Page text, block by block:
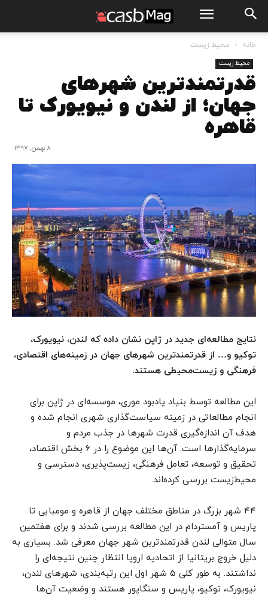
خانه محیط زیست
محیط زیست
قدرتمندترین شهرهای
جهان؛ از لندن و نیویورک تا
قاهره
8 بهمن, 1397
نتایج مطالعه‌ای جدید در ژاپن نشان داده که لندن، نیویورک،
توکیو و… از قدرتمندترین شهرهای جهان در زمینه‌های اقتصادی،
فرهنگی و زیست‌محیطی هستند.
این مطالعه توسط بنیاد یادبود موری، موسسه‌ای در ژاپن برای
انجام مطالعاتی در زمینه سیاست‌گذاری شهری انجام شده و
هدف آن اندازه‌گیری قدرت شهرها در جذب مردم و
سرمایه‌گذارها است. آن‌ها این موضوع را در ۶ بخش اقتصاد،
تحقیق و توسعه، تعامل فرهنگی، زیست‌پذیری، دسترسی و
محیط‌زیست بررسی کرده‌اند.
۴۴ شهر بزرگ در مناطق مختلف جهان از قاهره و مومبایی تا
پاریس و آمستردام در این مطالعه بررسی شدند و برای هفتمین
سال متوالی لندن قدرتمندترین شهر جهان معرفی شد. بسیاری به
دلیل خروج بریتانیا از اتحادیه اروپا انتظار چنین نتیجه‌ای را
نداشتند. به طور کلی ۵ شهر اول این رتبه‌بندی، شهرهای لندن،
نیویورک، توکیو، پاریس و سنگاپور هستند و وضعیت آن‌ها